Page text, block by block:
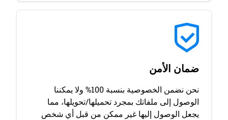
ضمان الأمن
نحن نضمن الخصوصية بنسبة 100% ولا يمكننا
الوصول إلى ملفاتك بمجرد تحميلها/تحويلها، مما
يجعل الوصول إليها غير ممكن من قبل أي شخص